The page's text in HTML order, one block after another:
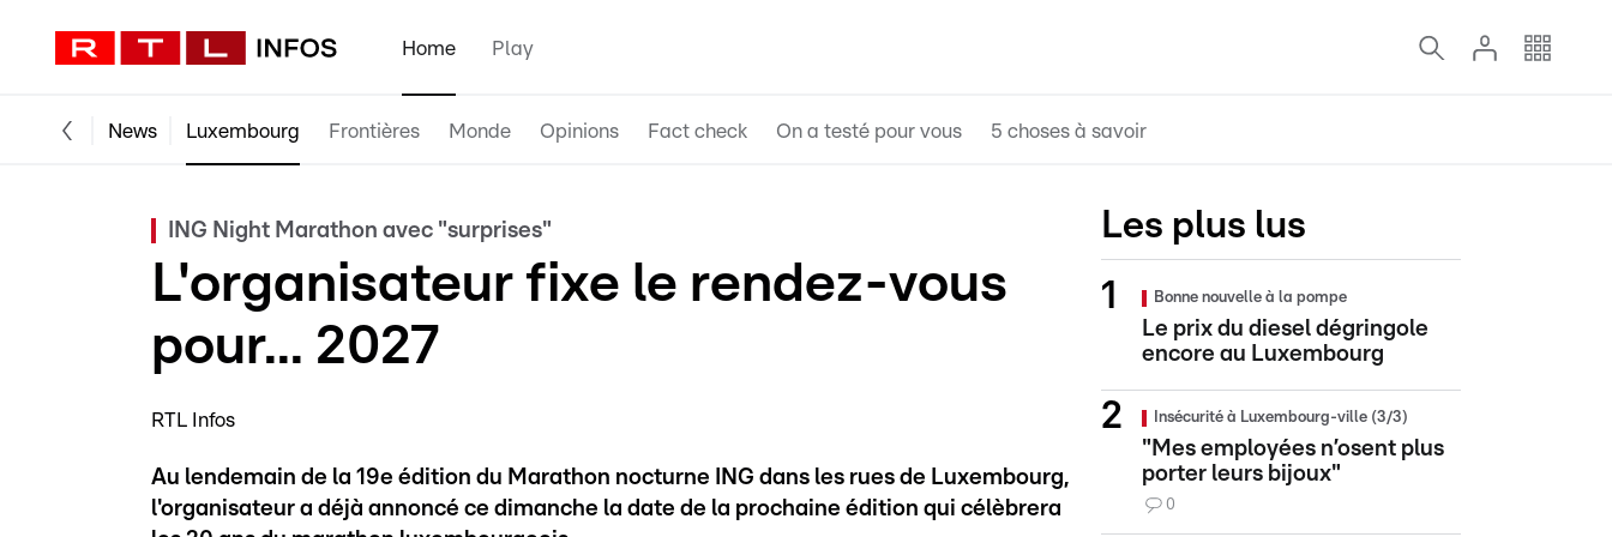
Home Play
News Luxembourg Frontières Monde Opinions Fact check On a testé pour vous 5 choses à savoir
ING Night Marathon avec "surprises"
L'organisateur fixe le rendez-vous
pour... 2027
RTL Infos
Au lendemain de la 19e édition du Marathon nocturne ING dans les rues de Luxembourg,
l'organisateur a déjà annoncé ce dimanche la date de la prochaine édition qui célèbrera
Les plus lus
Bonne nouvelle à la pompe
Le prix du diesel dégringole
encore au Luxembourg
Insécurité à Luxembourg-ville (3/3)
"Mes employées n’osent plus
porter leurs bijoux"
0